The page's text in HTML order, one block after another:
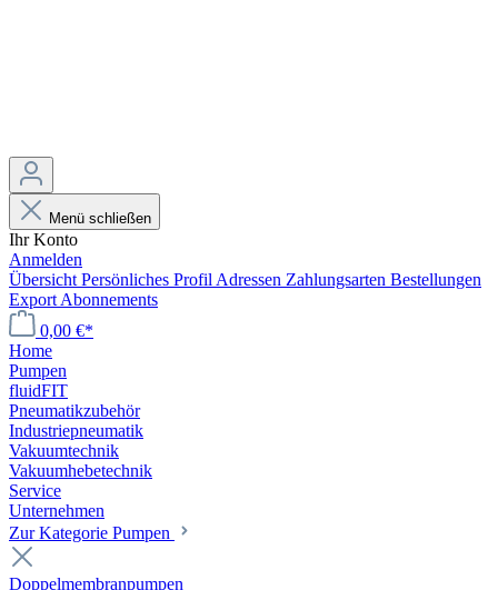
Menü schließen
Ihr Konto
Anmelden
Übersicht Persönliches Profil Adressen Zahlungsarten Bestellungen
Export Abonnements
0,00 €*
Home
Pumpen
fluidFIT
Pneumatikzubehör
Industriepneumatik
Vakuumtechnik
Vakuumhebetechnik
Service
Unternehmen
Zur Kategorie Pumpen
Doppelmembranpumpen